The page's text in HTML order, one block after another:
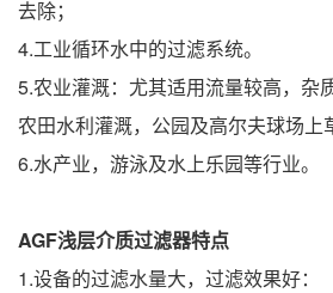
去除；
4.工业循环水中的过滤系统。
5.农业灌溉：尤其适用流量较高，杂
农田水利灌溉，公园及高尔夫球场上
6.水产业，游泳及水上乐园等行业。
AGF浅层介质过滤器特点
1.设备的过滤水量大，过滤效果好：